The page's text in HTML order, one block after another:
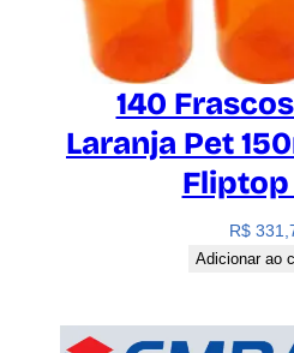
140
Laranja Pet
Fliptop
R$
Adicionar ao